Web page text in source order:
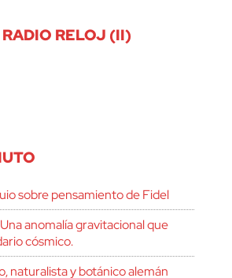
RELOJ (II)
sobre pensamiento de Fidel
anomalía gravitacional que
cósmico.
naturalista y botánico alemán